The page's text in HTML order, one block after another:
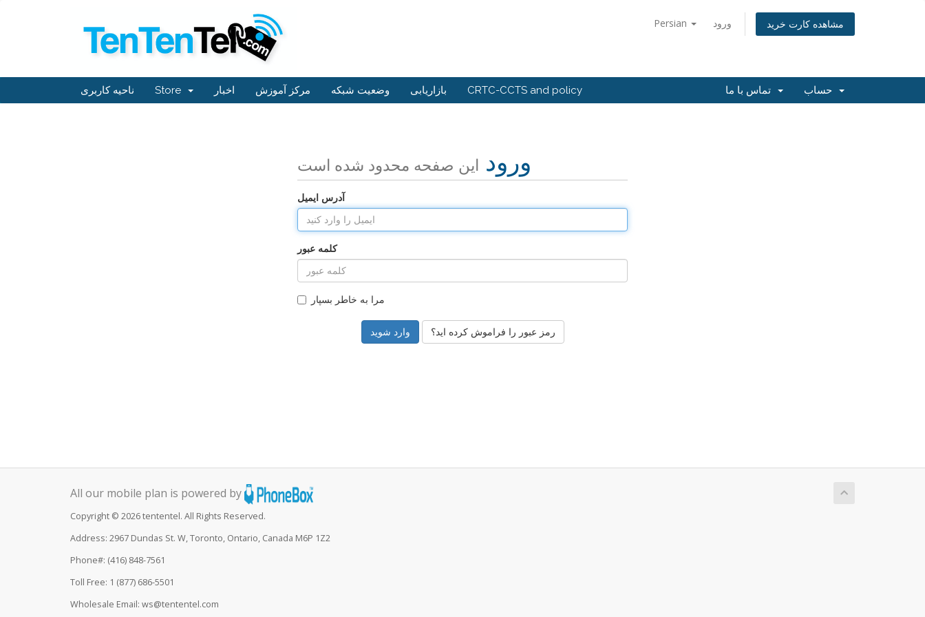
Persian ورود مشاهده کارت خرید
ناحیه کاربری Store اخبار مرکز آموزش وضعیت شبکه بازاریابی CRTC-CCTS and policy
ورود این صفحه محدود شده است
آدرس ایمیل
کلمه عبور
مرا به خاطر بسپار
رمز عبور را فراموش کرده اید؟
All our mobile plan is powered by
Copyright © 2026 tententel. All Rights Reserved.
Address: 2967 Dundas St. W, Toronto, Ontario, Canada M6P 1Z2
Phone#: (416) 848-7561
Toll Free: 1 (877) 686-5501
Wholesale Email: ws@tententel.com